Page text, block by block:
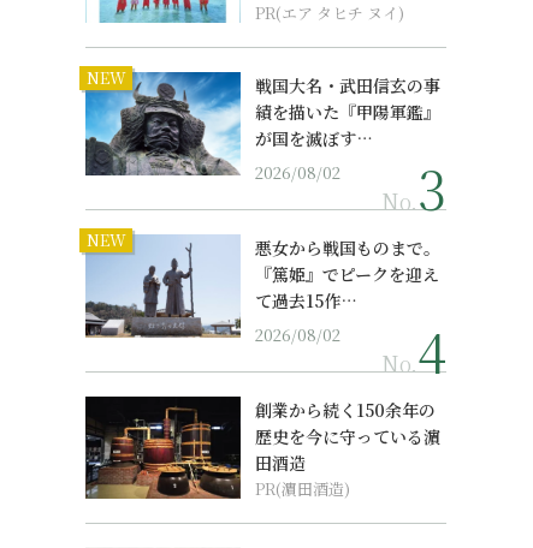
からみえてくる...
PR(エア タヒチ ヌイ)
NEW
戦国大名・武田信玄の事
績を描いた『甲陽軍鑑』
が国を滅ぼす…
2026/08/02
No.
NEW
悪女から戦国ものまで。
『篤姫』でピークを迎え
て過去15作…
2026/08/02
No.
創業から続く150余年の
歴史を今に守っている濵
田酒造
PR(濵田酒造)